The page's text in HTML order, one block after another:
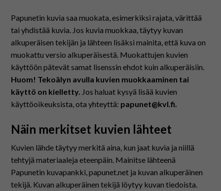
Papunetin kuvia saa muokata, esimerkiksi rajata, värittää
tai yhdistää kuvia. Jos kuvia muokkaa, täytyy kuvan
alkuperäisen tekijän ja lähteen lisäksi mainita, että kuva on
muokattu versio alkuperäisestä. Muokattujen kuvien
käyttöön pätevät samat lisenssin ehdot kuin alkuperäisiin.
Huom! Tekoälyn avulla kuvien muokkaaminen tai
käyttö on kielletty. Jos haluat kysyä lisää kuvien
käyttöoikeuksista, ota yhteyttä: papunet@kvl.fi.
Näin merkitset kuvien lähteet
Kuvien lähde täytyy merkitä aina, kun jaat kuvia ja niillä
tehtyjä materiaaleja eteenpäin. Mainitse lähteenä
Papunetin kuvapankki, papunet.net ja kuvan alkuperäinen
tekijä. Kuvan alkuperäinen tekijä löytyy kuvan tiedoista.